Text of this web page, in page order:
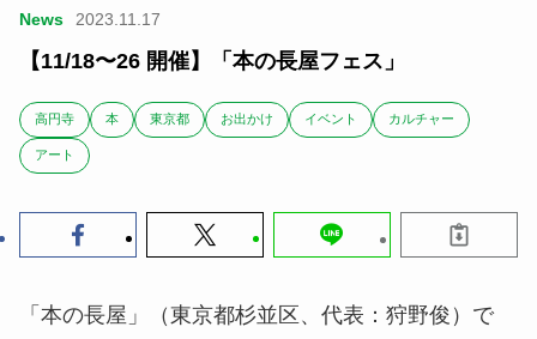
News 2023.11.17
【11/18〜26 開催】「本の長屋フェス」
高円寺 本 東京都 お出かけ イベント カルチャー
アート
「本の長屋」（東京都杉並区、代表：狩野俊）で